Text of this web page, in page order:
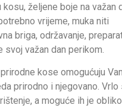
kosu, željene boje na važan
vrijeme, muka niti
briga, održavanje,
svoj važan dan perikom.
kose omogućuju
prirodno i njegovano. Vrlo
a moguće ih je